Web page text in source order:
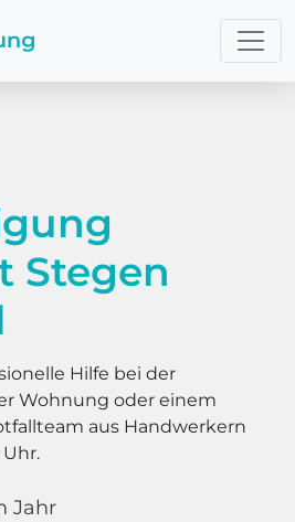
Stegen
Hilfe bei der
Wohnung oder einem
aus Handwerkern
Jahr